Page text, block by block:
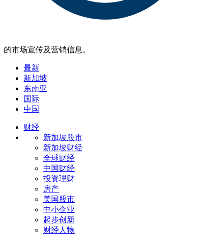
的市场宣传及营销信息。
最新
新加坡
东南亚
国际
中国
财经
新加坡股市
新加坡财经
全球财经
中国财经
投资理财
房产
美国股市
中小企业
起步创新
财经人物